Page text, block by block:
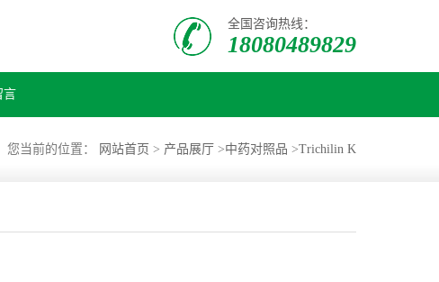
全国咨询热线：
18080489829
言
您当前的位置： 网站首页 > 产品展厅 >中药对照品 >Trichilin K